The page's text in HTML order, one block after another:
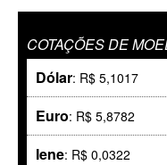
COTAÇÕES DE
Dólar: R$ 5,1017
Euro: R$ 5,8782
Iene: R$ 0,0322